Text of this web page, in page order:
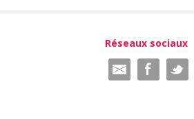
Réseaux sociaux